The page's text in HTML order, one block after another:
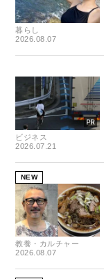
暮らし
2026.08.07
ビジネス
2026.07.21
NEW
教養・カルチャー
2026.08.07